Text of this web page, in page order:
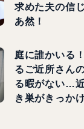
求めた夫の信
あ然！
庭に誰かいる
るご近所さん
る暇がない…
き巣がきっか